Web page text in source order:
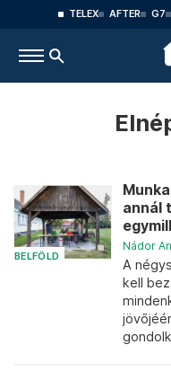
TELEX AFTER G7
BELFÖLD
annál
Nádor
A
kell